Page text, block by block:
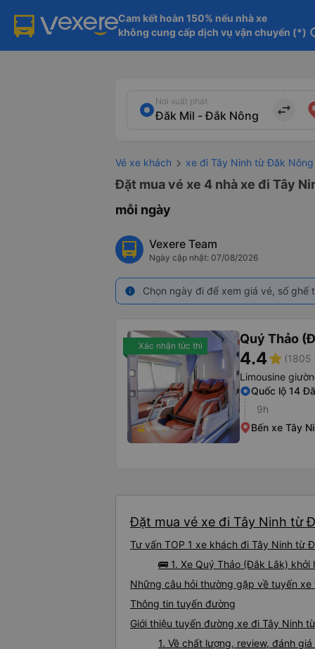
Cam kết hoàn 150% nếu nhà xe
không cung cấp dịch vụ vận chuyển (*)
Nơi xuất phát
import_export
Vé xe khách xe đi Tây Ninh từ Đăk Nông
Đặt mua vé xe 4 nhà xe đi Tây
mỗi ngày
Vexere Team
Ngày cập nhật: 07/08/2026
info Chọn ngày đi để xem giá vé, số
Xác nhận tức thì Quý Thảo
4.4star (1805
Limousine
Quốc lộ 14
9h
Bến xe Tây
Đặt mua vé xe đi Tây Ninh từ
Tư vấn TOP 1 xe khách đi Tây Ninh từ
🚌 1. Xe Quý Thảo (Đắk Lắk)
Những câu hỏi thường gặp về tuyến
Thông tin tuyến đường
Giới thiệu tuyến đường xe đi Tây Ninh
1. Về chất lượng, review, đánh